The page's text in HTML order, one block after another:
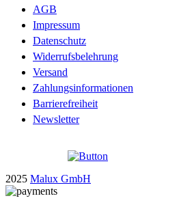
AGB
Impressum
Datenschutz
Widerrufsbelehrung
Versand
Zahlungsinformationen
Barrierefreiheit
Newsletter
2025 Malux GmbH